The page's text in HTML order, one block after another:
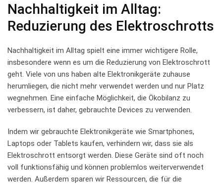
Nachhaltigkeit im Alltag:
Reduzierung des Elektroschrotts
Nachhaltigkeit im⁢ Alltag spielt eine immer wichtigere Rolle,
insbesondere‌ wenn⁤ es um die Reduzierung von Elektroschrott
geht. Viele von uns haben alte Elektronikgeräte zuhause
herumliegen, die‌ nicht‍ mehr verwendet werden und nur Platz
wegnehmen. Eine‍ einfache Möglichkeit, die Ökobilanz⁢ zu
verbessern, ist daher, ​gebrauchte Devices zu verwenden.
Indem wir gebrauchte Elektronikgeräte wie Smartphones,⁢
Laptops oder Tablets kaufen, verhindern wir, dass sie als
Elektroschrott entsorgt werden. Diese Geräte sind oft ⁤noch
voll funktionsfähig und können problemlos weiterverwendet
werden. Außerdem sparen wir Ressourcen, die für die